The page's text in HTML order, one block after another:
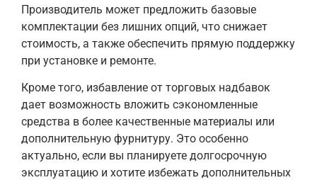
Производитель может предложить базовые
комплектации без лишних опций, что снижает
стоимость, а также обеспечить прямую поддержку
при установке и ремонте.
Кроме того, избавление от торговых надбавок
дает возможность вложить сэкономленные
средства в более качественные материалы или
дополнительную фурнитуру. Это особенно
актуально, если вы планируете долгосрочную
эксплуатацию и хотите избежать дополнительных